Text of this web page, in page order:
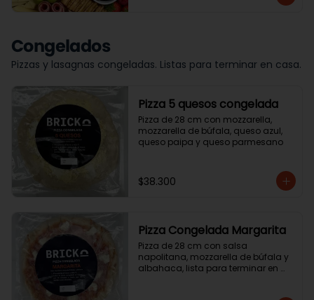
Congelados
Pizzas y lasagnas congeladas. Listas para terminar en casa.
Pizza 5 quesos congelada
Pizza de 28 cm con mozzarella,
mozzarella de búfala, queso azul,
queso paipa y queso parmesano
$38.300
Pizza Congelada Margarita
Pizza de 28 cm con salsa
napolitana, mozzarella de búfala y
albahaca, lista para terminar en